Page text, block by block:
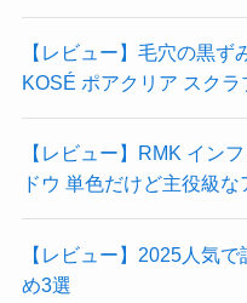
【レビュー】毛穴の黒
KOSÉ ポアクリア スクラ
【レビュー】RMK イン
ドウ 単色だけど主役級な
【レビュー】2025人気
め3選